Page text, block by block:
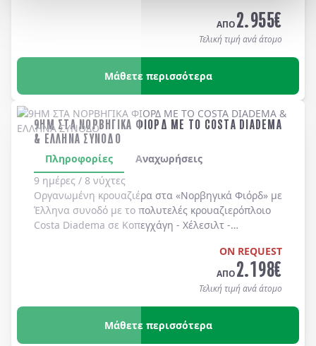
. Διαμονή σε
ΑΠΟ2.955€
Τελική τιμή ανά άτομο
Μάθετε περισσότερα
9ΗΜ ΣΤΑ ΝΟΡΒΗΓΙΚΑ ΦΙΟΡΔ ΜΕ ΤΟ COSTA DIADEMA
& ΕΛΛΗΝΑ ΣΥΝΟΔΟ
Πληροφορίες
Αναχωρήσεις
9 ημέρες / 8 νύχτες
Οργανωμένη κρουαζιέρα στα «Νορβηγικά Φιόρδ» με
Έλληνα συνοδό με το πολυτελές κρουαζιερόπλοιο
Costa Diadema σε Κοπεγχάγη - Χέλεσιλτ -
ON REQUEST
ΑΠΟ2.198€
Τελική τιμή ανά άτομο
Μάθετε περισσότερα